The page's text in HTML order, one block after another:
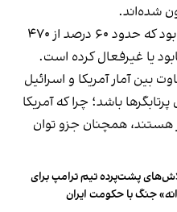
شده‌اند.
اسرائیل در ماه مارس اعلام کرده بود که حدود ۶۰ درصد از ۴۷۰
یا غیرفعال کرده است.
بین آمار آمریکا و اسرائیل
باشد؛ چرا که آمریکا
هستند، همچنان جزو توان
پشت‌پرده تیم ترامپ برای
جنگ با حکومت ایران